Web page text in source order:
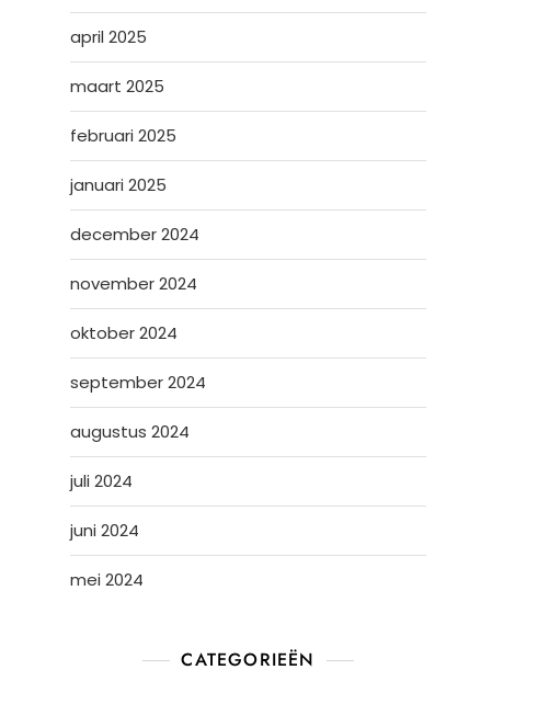
april 2025
maart 2025
februari 2025
januari 2025
december 2024
november 2024
oktober 2024
september 2024
augustus 2024
juli 2024
juni 2024
mei 2024
CATEGORIEËN